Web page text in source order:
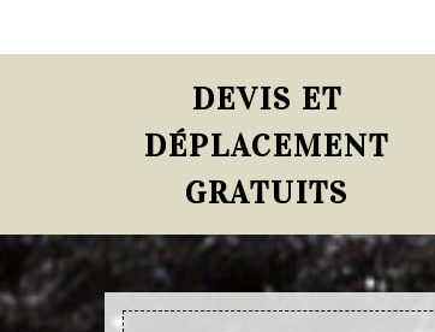
DEVIS ET
DÉPLACEMENT
GRATUITS